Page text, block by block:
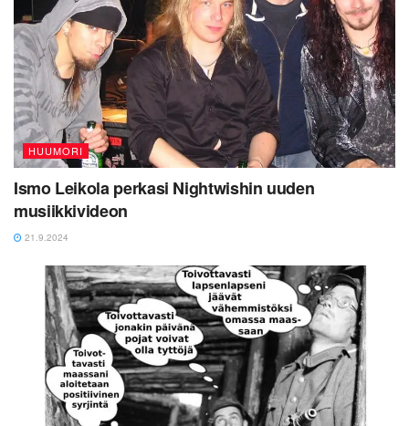
HUUMORI
Ismo Leikola perkasi Nightwishin uuden
musiikkivideon
21.9.2024